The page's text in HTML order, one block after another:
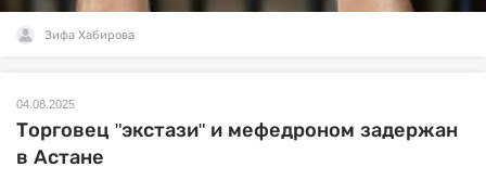
Зифа Хабирова
04.08.2025
Торговец "экстази" и мефедроном задержан
в Астане